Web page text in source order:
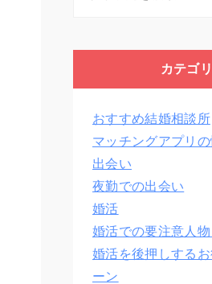
カテゴ
おすすめ結婚相談所
マッチングアプリ
出会い
夜勤での出会い
婚活
婚活での要注意人
婚活を後押しする
ーン